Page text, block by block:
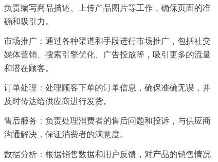
负责编写商品描述、上传产品图片等工作，确保页面的准
确和吸引力。
市场推广：通过各种渠道和手段进行市场推广，包括社交
媒体营销、搜索引擎优化、广告投放等，吸引更多的流量
和潜在顾客。
订单处理：处理顾客下单的订单信息，确保准确无误，并
及时传达给供应商进行发货。
售后服务：负责处理消费者的售后问题和投诉，与供应商
沟通解决，保证消费者的满意度。
数据分析：根据销售数据和用户反馈，对产品的销售情况